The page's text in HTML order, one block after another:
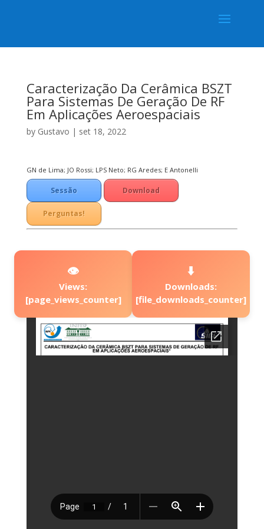
Caracterização Da Cerâmica BSZT
Para Sistemas De Geração De RF
Em Aplicações Aeroespaciais
by Gustavo | set 18, 2022
GN de Lima; JO Rossi; LPS Neto; RG Aredes; E Antonelli
Sessão
Técnica
Download
Perguntas!
👁️
Views:
[page_views_counter]
⬇️
Downloads:
[file_downloads_counter]